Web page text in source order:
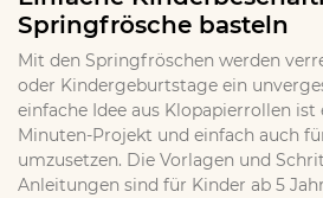
Springfrösche basteln
Mit den Springfröschen werden
oder Kindergeburtstage ein
einfache Idee aus Klopapierrollen ist
Minuten-Projekt und einfach auch
umzusetzen. Die Vorlagen und
Anleitungen sind für Kinder ab 5